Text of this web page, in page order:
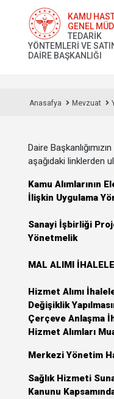
KAMU
GENEL
TEDARİK
YÖNTEMLERİ VE
DAİRE BAŞKANLIĞI
Anasafya Mevzuat
Daire
aşağıdaki linklerden
Kamu Alımlarının
İlişkin Uygulama
Sanayi İşbirliği
Yönetmelik
MAL ALIMI
Hizmet Alımı
Değişiklik
Çerçeve Anlaşma
Hizmet Alımları
Merkezi Yönetim
Sağlık Hizmeti
Kanunu